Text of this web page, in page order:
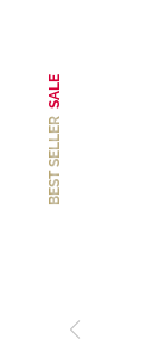
BEST SELLER
SALE